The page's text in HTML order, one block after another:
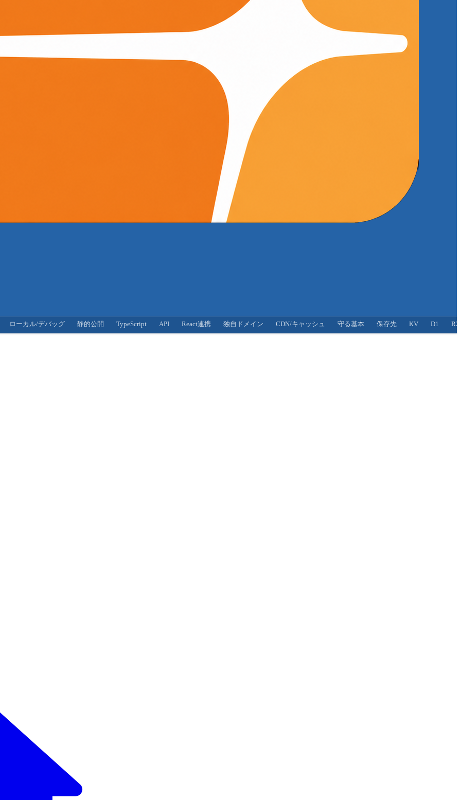
ローカル/デバッグ 静的公開 TypeScript API React連携 独自ドメイン CDN/キャッシュ 守る基本 保存先 KV D1